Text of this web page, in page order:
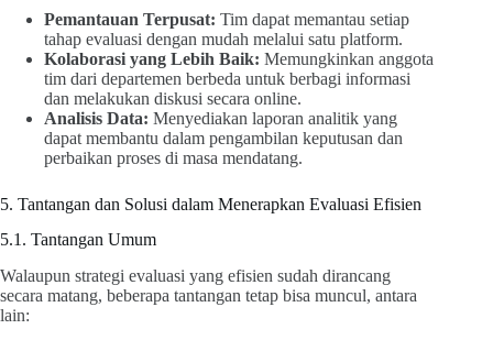
Pemantauan Terpusat: Tim dapat memantau setiap
tahap evaluasi dengan mudah melalui satu platform.
Kolaborasi yang Lebih Baik: Memungkinkan anggota
tim dari departemen berbeda untuk berbagi informasi
dan melakukan diskusi secara online.
Analisis Data: Menyediakan laporan analitik yang
dapat membantu dalam pengambilan keputusan dan
perbaikan proses di masa mendatang.
5. Tantangan dan Solusi dalam Menerapkan Evaluasi Efisien
5.1. Tantangan Umum
Walaupun strategi evaluasi yang efisien sudah dirancang
secara matang, beberapa tantangan tetap bisa muncul, antara
lain: